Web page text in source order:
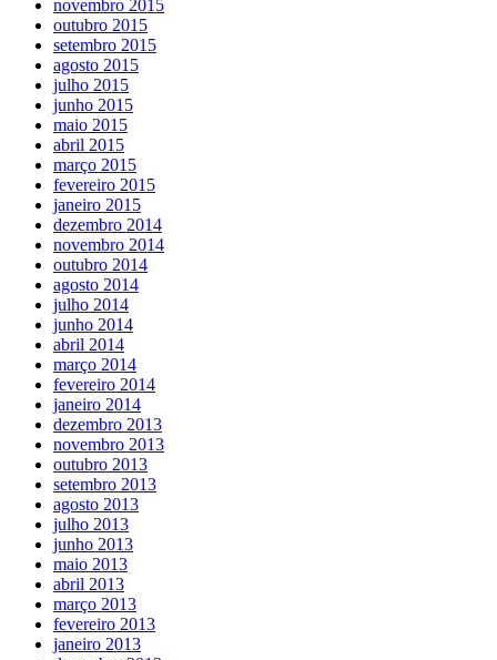
novembro 2015
outubro 2015
setembro 2015
agosto 2015
julho 2015
junho 2015
maio 2015
abril 2015
março 2015
fevereiro 2015
janeiro 2015
dezembro 2014
novembro 2014
outubro 2014
agosto 2014
julho 2014
junho 2014
abril 2014
março 2014
fevereiro 2014
janeiro 2014
dezembro 2013
novembro 2013
outubro 2013
setembro 2013
agosto 2013
julho 2013
junho 2013
maio 2013
abril 2013
março 2013
fevereiro 2013
janeiro 2013